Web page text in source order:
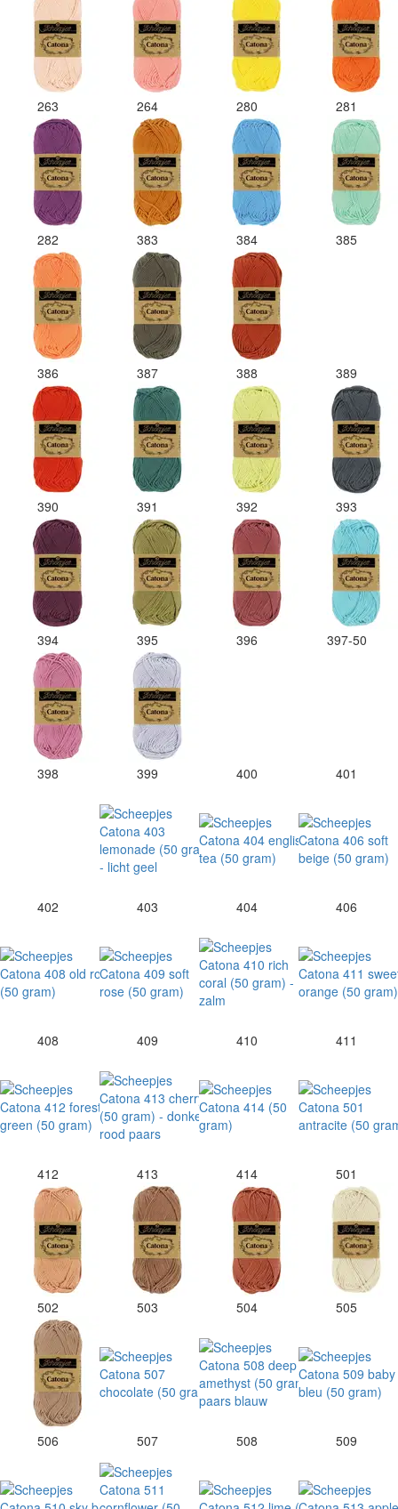
263 264 280 281
282 383 384 385
386 387 388 389
390 391 392 393
394 395 396 397-50
398 399 400 401
402 403 404 406
408 409 410 411
412 413 414 501
502 503 504 505
506 507 508 509